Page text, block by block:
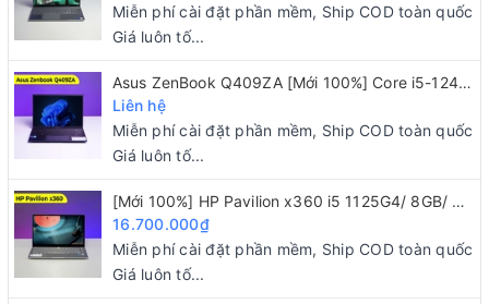
các mối đe dọa và hacker.
TPM2.0 TCG và FIPS-140-2 và sử dụng mật mã học
dựa trên phần cứng để giao tiếp an toàn nhất.
Đăng nhập dễ dàng: Đăng nhập vào Windows Hello dễ
dàng và an toàn bằng xác thực sinh trắc học với tùy
chọn cảm biến vân tay hoặc camera hồng ngoại.
Bàn phím và Touchpad
Miễn phí cài đặt phần mềm, Ship COD toàn quốc
Giá luôn tố...
Asus ZenBook Q409ZA [Mới 100%] Core i5-1240P/ 8GB/ 256GB/ 14" 2.8K OLED
Liên hệ
Miễn phí cài đặt phần mềm, Ship COD toàn quốc
Giá luôn tố...
[Mới 100%] HP Pavilion x360 i5 1125G4/ 8GB/ 512GB/ 14"FHD/ Touch 2 IN 1
16.700.000₫
Miễn phí cài đặt phần mềm, Ship COD toàn quốc
Giá luôn tố...